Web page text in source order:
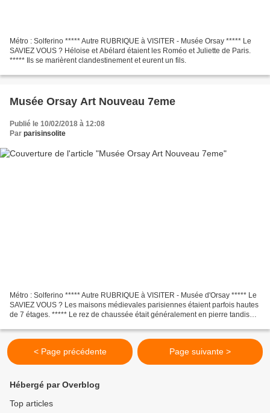
Métro : Solferino ***** Autre RUBRIQUE à VISITER - Musée Orsay ***** Le
SAVIEZ VOUS ? Héloise et Abélard étaient les Roméo et Juliette de Paris.
***** Ils se marièrent clandestinement et eurent un fils.
Musée Orsay Art Nouveau 7eme
Publié le 10/02/2018 à 12:08
Par parisinsolite
Métro : Solferino ***** Autre RUBRIQUE à VISITER - Musée d'Orsay ***** Le
SAVIEZ VOUS ? Les maisons médievales parisiennes étaient parfois hautes
de 7 étages. ***** Le rez de chaussée était généralement en pierre tandis
< Page précédente Page suivante >
Hébergé par Overblog
Top articles